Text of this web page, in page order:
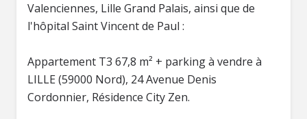
Valenciennes, Lille Grand Palais, ainsi que de
l'hôpital Saint Vincent de Paul :
Appartement T3 67,8 m² + parking à vendre à
LILLE (59000 Nord), 24 Avenue Denis
Cordonnier, Résidence City Zen.